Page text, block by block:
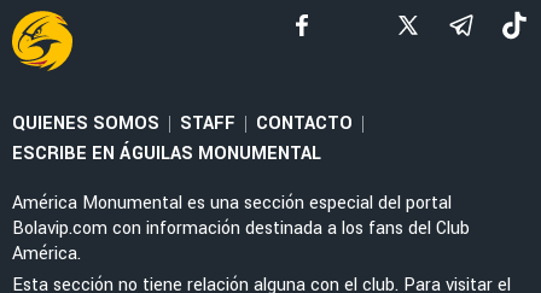
EX-AMÉRICA
Raúl Jiménez se olvida de América y reporta
oficialmente con los Wolves